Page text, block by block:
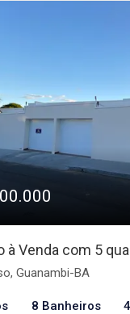
à Venda com 5
Guanambi-BA
8 Banheiros